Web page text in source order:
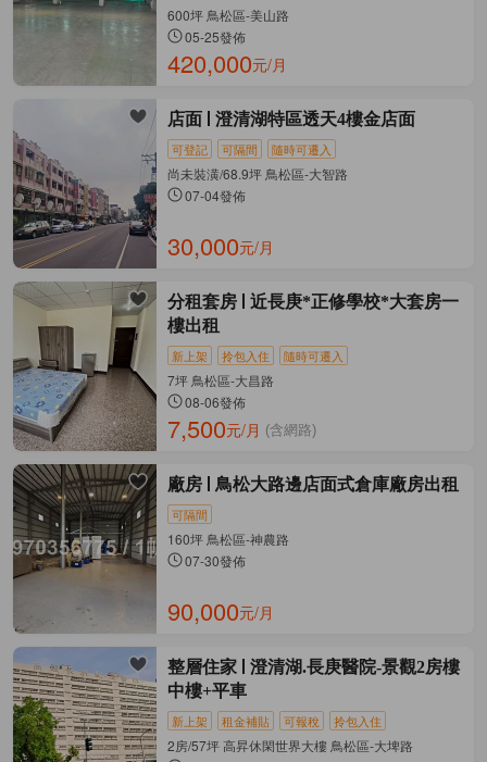
600坪 鳥松區-美山路
05-25發佈
420,000元/月
店面 澄清湖特區透天4樓金店面
可登記 可隔間 隨時可遷入
尚未裝潢/68.9坪 鳥松區-大智路
07-04發佈
30,000元/月
分租套房
近長庚*正修學校*大套房一
樓出租
新上架 拎包入住 隨時可遷入
7坪 鳥松區-大昌路
08-06發佈
7,500元/月 (含網路)
廠房 鳥松大路邊店面式倉庫廠房出租
可隔間
160坪 鳥松區-神農路
07-30發佈
90,000元/月
整層住家
澄清湖.長庚醫院-景觀2房樓
中樓+平車
新上架 租金補貼 可報稅 拎包入住
2房/57坪 高昇休閑世界大樓 鳥松區-大埤路